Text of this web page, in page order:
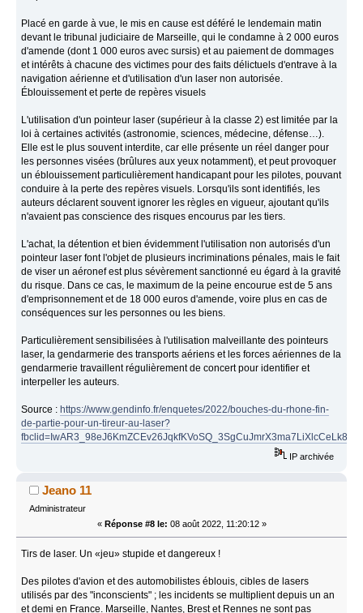
Placé en garde à vue, le mis en cause est déféré le lendemain matin
devant le tribunal judiciaire de Marseille, qui le condamne à 2 000 euros
d'amende (dont 1 000 euros avec sursis) et au paiement de dommages
et intérêts à chacune des victimes pour des faits délictuels d'entrave à la
navigation aérienne et d'utilisation d'un laser non autorisée.
Éblouissement et perte de repères visuels
L'utilisation d'un pointeur laser (supérieur à la classe 2) est limitée par la
loi à certaines activités (astronomie, sciences, médecine, défense…).
Elle est le plus souvent interdite, car elle présente un réel danger pour
les personnes visées (brûlures aux yeux notamment), et peut provoquer
un éblouissement particulièrement handicapant pour les pilotes, pouvant
conduire à la perte des repères visuels. Lorsqu'ils sont identifiés, les
auteurs déclarent souvent ignorer les règles en vigueur, ajoutant qu'ils
n'avaient pas conscience des risques encourus par les tiers.
L'achat, la détention et bien évidemment l'utilisation non autorisés d'un
pointeur laser font l'objet de plusieurs incriminations pénales, mais le fait
de viser un aéronef est plus sévèrement sanctionné eu égard à la gravité
du risque. Dans ce cas, le maximum de la peine encourue est de 5 ans
d'emprisonnement et de 18 000 euros d'amende, voire plus en cas de
conséquences sur les personnes ou les biens.
Particulièrement sensibilisées à l'utilisation malveillante des pointeurs
laser, la gendarmerie des transports aériens et les forces aériennes de la
gendarmerie travaillent régulièrement de concert pour identifier et
interpeller les auteurs.
Source : https://www.gendinfo.fr/enquetes/2022/bouches-du-rhone-fin-
de-partie-pour-un-tireur-au-laser?
IP archivée
Jeano 11
Administrateur
« Réponse #8 le: 08 août 2022, 11:20:12 »
Tirs de laser. Un «jeu» stupide et dangereux !
Des pilotes d'avion et des automobilistes éblouis, cibles de lasers
utilisés par des "inconscients" ; les incidents se multiplient depuis un an
et demi en France. Marseille, Nantes, Brest et Rennes ne sont pas